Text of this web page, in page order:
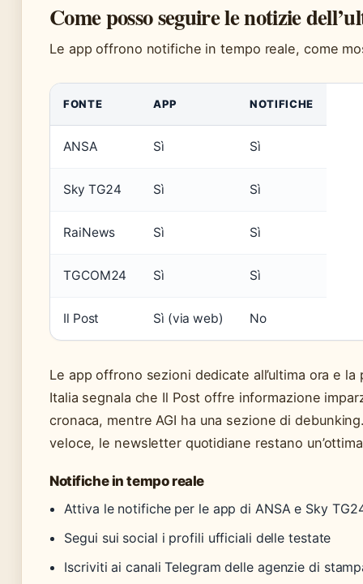
Come posso seguire le notizie
Le app offrono notifiche in tempo reale, come
FONTE APP NOTIFICHE
ANSA Sì Sì
Sky TG24 Sì Sì
RaiNews Sì Sì
TGCOM24 Sì Sì
Il Post Sì (via web) No
Le app offrono sezioni dedicate all’ultima ora e
Italia segnala che Il Post offre informazione
cronaca, mentre AGI ha una sezione di
veloce, le newsletter quotidiane restano
Notifiche in tempo reale
Attiva le notifiche per le app di ANSA e Sky
Segui sui social i profili ufficiali delle testate
Iscriviti ai canali Telegram delle agenzie di